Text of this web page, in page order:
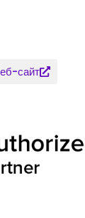
сайт